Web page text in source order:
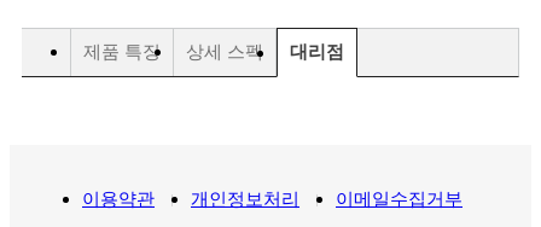
제품 특징 상세 스펙 대리점
이용약관 개인정보처리 이메일수집거부